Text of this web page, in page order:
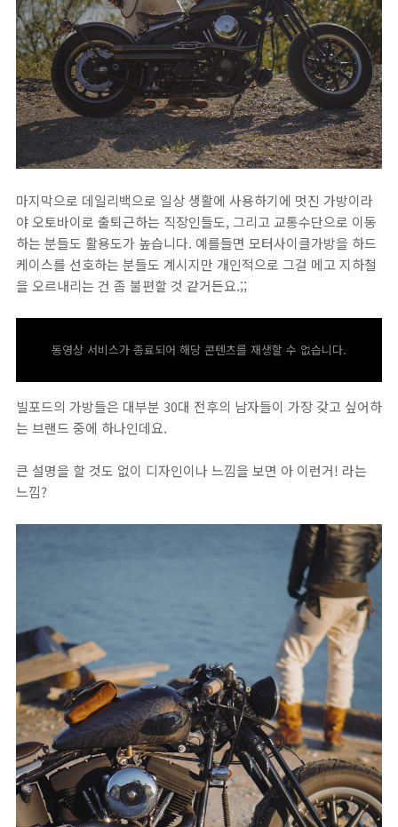
마지막으로 데일리백으로 일상 생활에 사용하기에 멋진 가방이라
야 오토바이로 출퇴근하는 직장인들도, 그리고 교통수단으로 이동
하는 분들도 활용도가 높습니다. 예를들면 모터사이클가방을 하드
케이스를 선호하는 분들도 계시지만 개인적으로 그걸 메고 지하철
을 오르내리는 건 좀 불편할 것 같거든요.;;
동영상 서비스가 종료되어 해당 콘텐츠를 재생할 수 없습니다.
빌포드의 가방들은 대부분 30대 전후의 남자들이 가장 갖고 싶어하
는 브랜드 중에 하나인데요.
큰 설명을 할 것도 없이 디자인이나 느낌을 보면 아 이런거! 라는
느낌?